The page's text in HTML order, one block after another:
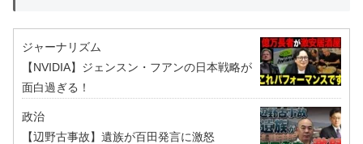
ジャーナリズム
【NVIDIA】ジェンスン・フアンの日本戦略が
面白過ぎる！
政治
【辺野古事故】遺族が百田発言に激怒